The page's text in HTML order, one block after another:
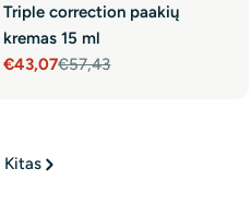
Triple correction paakių
kremas 15 ml
Sale
€43,07
Regular€57,43
Kitas